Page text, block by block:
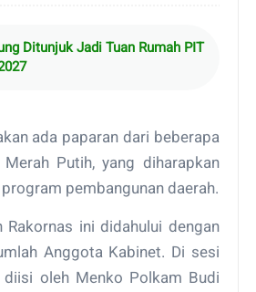
Ditunjuk Jadi Tuan Rumah PIT
ada paparan dari beberapa
Putih, yang diharapkan
pembangunan daerah.
Rakornas ini didahului dengan
Anggota Kabinet. Di sesi
oleh Menko Polkam Budi